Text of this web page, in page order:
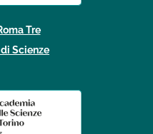
Tre
Scienze